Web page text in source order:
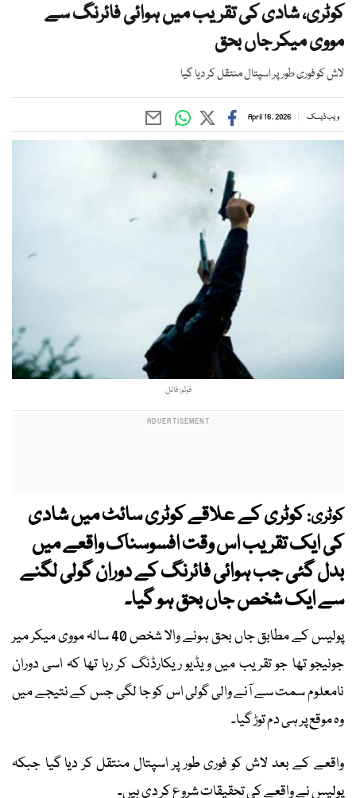
کوٹری، شادی کی تقریب میں ہوائی فائرنگ سے
مووی میکر جاں بحق
لاش کو فوری طور پر اسپتال منتقل کر دیا گیا
ویب ڈیسک April 16, 2026
فوٹو: فائل
کوٹری:کوٹری کے علاقے کوٹری سائٹ میں شادی
کی ایک تقریب اس وقت افسوسناک واقعے میں
بدل گئی جب ہوائی فائرنگ کے دوران گولی لگنے
سے ایک شخص جاں بحق ہو گیا۔
پولیس کے مطابق جاں بحق ہونے والا شخص 40 سالہ مووی میکر میر
جونیجو تھا جو تقریب میں ویڈیو ریکارڈنگ کر رہا تھا کہ اسی دوران
نامعلوم سمت سے آنے والی گولی اس کو جا لگی جس کے نتیجے میں
وہ موقع پر ہی دم توڑ گیا۔
واقعے کے بعد لاش کو فوری طور پر اسپتال منتقل کر دیا گیا جبکہ
پولیس نے واقعے کی تحقیقات شروع کر دی ہیں۔